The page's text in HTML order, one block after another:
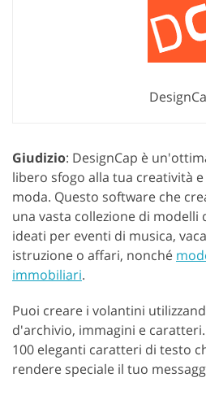
Giudizio: DesignCap è
libero sfogo alla tua creatività
moda. Questo software che
una vasta collezione di
ideati per eventi di musica,
istruzione o affari, nonché
immobiliari.
Puoi creare i volantini
d'archivio, immagini e
100 eleganti caratteri di testo
rendere speciale il tuo